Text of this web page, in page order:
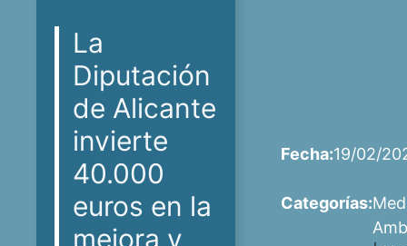
La
Diputación
de Alicante
invierte
40.000
euros en la
mejora y
Fecha:19/02/
Categorías: